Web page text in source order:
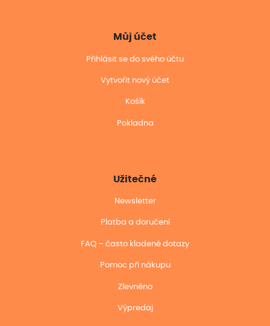
Můj účet
Přihlásit se do svého účtu
Vytvořit nový účet
Košík
Pokladna
Užitečné
Newsletter
Platba a doručení
FAQ – často kladené dotazy
Pomoc při nákupu
Zlevněno
Výpredaj